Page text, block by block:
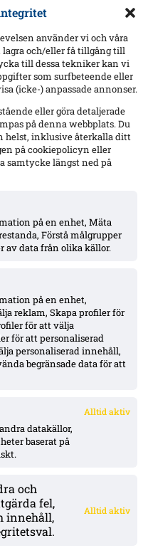
använder vi och våra
och/eller få tillgång till
till dessa tekniker kan vi
som surfbeteende eller
(icke-) anpassade annonser.
eller göra detaljerade
på denna webbplats. Du
helst, inklusive återkalla ditt
på cookiepolicyn eller
samtycke längst ned på
på en enhet, Mäta
Förstå målgrupper
av data från olika källor.
på en enhet,
reklam, Skapa profiler för
för att välja
för att personaliserad
personaliserad innehåll,
begränsade data för att
Alltid aktiv
datakällor,
baserat på
och
fel,
innehåll,
Alltid aktiv
har spelat alla MFF:s 15 matcher –
har stannat – sänkt belastning;
igång med boll
Karlsson eller Theodor Lundbergh –
Kurtulus avstängda; Malte Frejd
17-årige Hidalgo aktuell
köp – lån säsongen ut med
till 2029